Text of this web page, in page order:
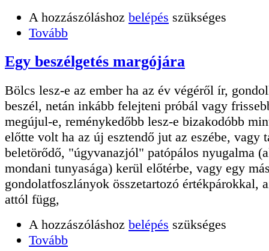
A hozzászóláshoz belépés szükséges
Tovább
Egy beszélgetés margójára
Bölcs lesz-e az ember ha az év végéről ír,
beszél, netán inkább felejteni próbál vagy
megújul-e, reménykedőbb lesz-e bizakodóbb
előtte volt ha az új esztendő jut az eszébe, vagy
beletörődő, "úgyvanazjól" patópálos nyugalma
mondani tunyasága) kerül előtérbe, vagy egy
gondolatfoszlányok összetartozó értékpárokkal,
attól függ,
A hozzászóláshoz belépés szükséges
Tovább